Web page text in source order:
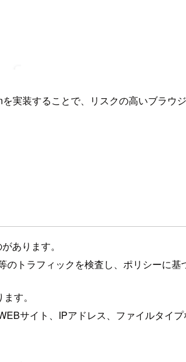
実装することで、リスクの高いブラウ
あります。
トラフィックを検査し、ポリシーに基
す。
サイト、IPアドレス、ファイルタイプ
す。